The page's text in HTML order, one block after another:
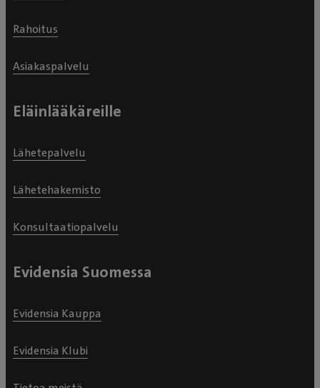
Rahoitus
Asiakaspalvelu
Eläinlääkäreille
Lähetepalvelu
Lähetehakemisto
Konsultaatiopalvelu
Evidensia Suomessa
Evidensia Kauppa
Evidensia Klubi